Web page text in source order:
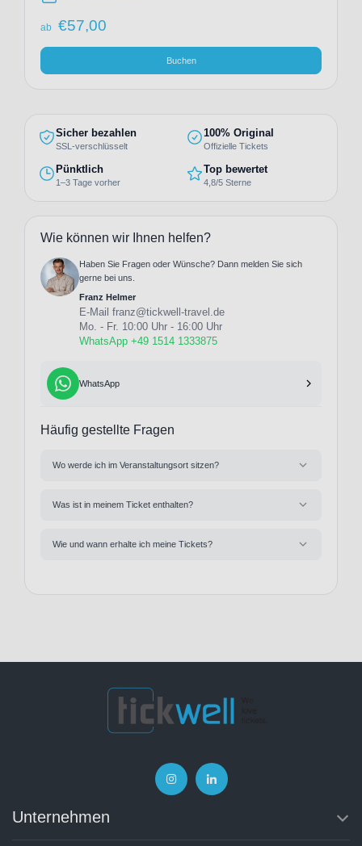
ab €57,00
Buchen
Sicher bezahlen
SSL-verschlüsselt
100% Original
Offizielle Tickets
Pünktlich
1–3 Tage vorher
Top bewertet
4,8/5 Sterne
Wie können wir Ihnen helfen?
Haben Sie Fragen oder Wünsche? Dann melden Sie sich
gerne bei uns.
Franz Helmer
E-Mail franz@tickwell-travel.de
Mo. - Fr. 10:00 Uhr - 16:00 Uhr
WhatsApp +49 1514 1333875
WhatsApp
Häufig gestellte Fragen
Wo werde ich im Veranstaltungsort sitzen?
Was ist in meinem Ticket enthalten?
Wie und wann erhalte ich meine Tickets?
Unternehmen